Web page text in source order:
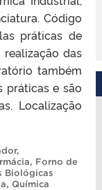
Código
práticas de
das
também
práticas e são
Localização
,
, Forno de
Biológicas
, Química